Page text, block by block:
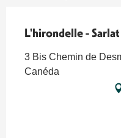
L'hirondelle - Sarlat
3 Bis Chemin de
Canéda